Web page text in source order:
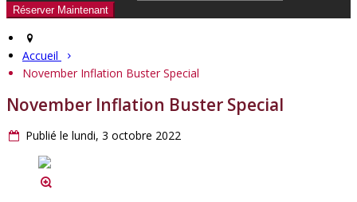
Accueil
November Inflation Buster Special
November Inflation Buster Special
Publié le lundi, 3 octobre 2022